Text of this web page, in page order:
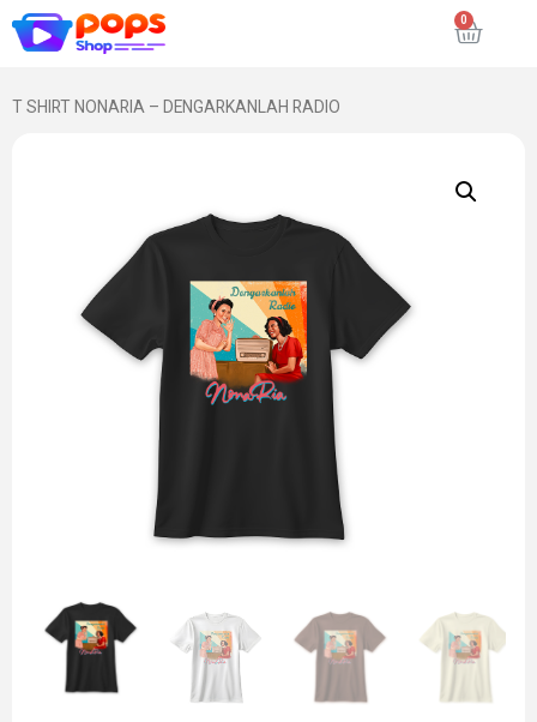
T SHIRT NONARIA – DENGARKANLAH RADIO